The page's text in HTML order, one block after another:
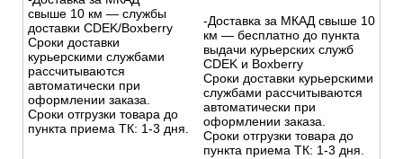
свыше 10 км — службы
доставки CDEK/Boxberry
Сроки доставки
курьерскими службами
рассчитываются
автоматически при
оформлении заказа.
Сроки отгрузки товара до
пункта приема ТК: 1-3 дня.
-Доставка за МКАД свыше 10
км — бесплатно до пункта
выдачи курьерских служб
CDEK и Boxberry
Сроки доставки курьерскими
службами рассчитываются
автоматически при
оформлении заказа.
Сроки отгрузки товара до
пункта приема ТК: 1-3 дня.